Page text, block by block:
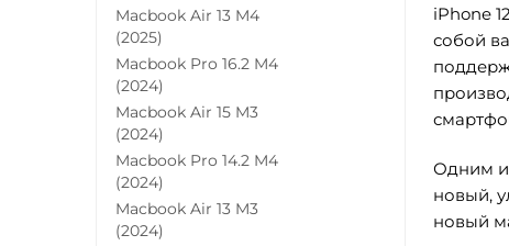
iPhone
собой
Одним
новый,
новый
Macbook Air 13 M4
(2025)
Macbook Pro 16.2 M4
(2024)
Macbook Air 15 M3
(2024)
Macbook Pro 14.2 M4
(2024)
Macbook Air 13 M3
(2024)